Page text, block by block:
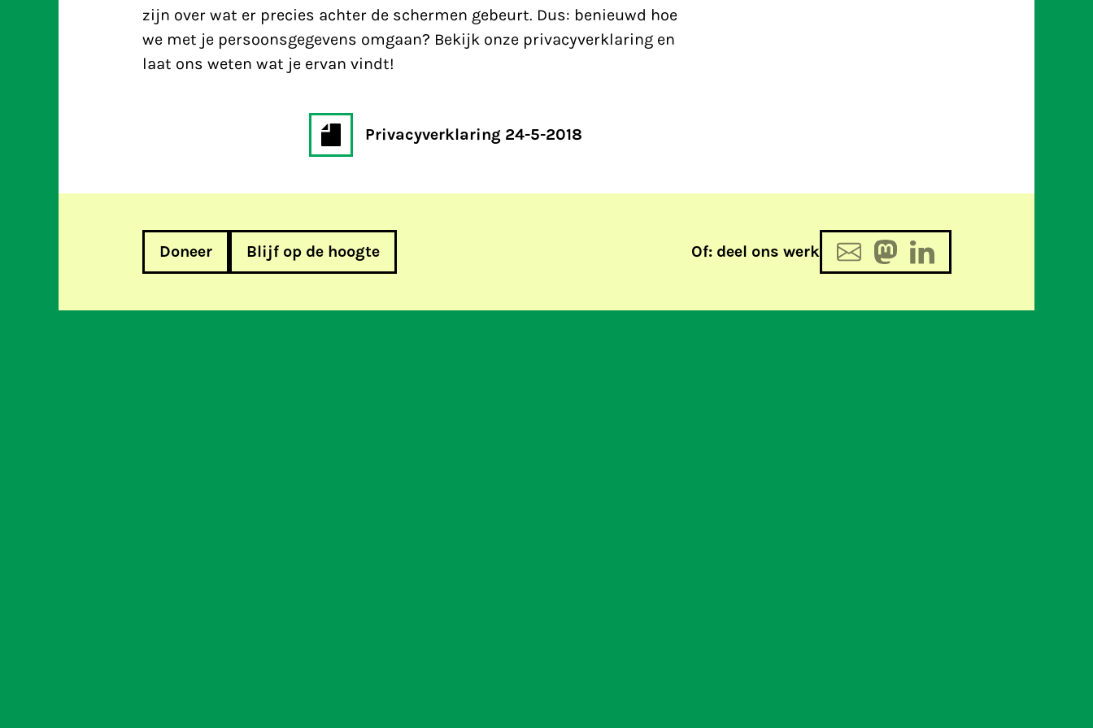
zijn over wat er precies achter de schermen gebeurt. Dus: benieuwd hoe
we met je persoonsgegevens omgaan? Bekijk onze privacyverklaring en
laat ons weten wat je ervan vindt!
Privacyverklaring 24-5-2018
Doneer Blijf op de hoogte Of: deel ons werk